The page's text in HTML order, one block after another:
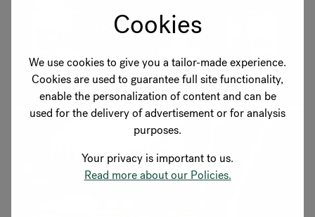
Cookies
We use cookies to give you a tailor-made experience.
Cookies are used to guarantee full site functionality,
enable the personalization of content and can be
used for the delivery of advertisement or for analysis
purposes.
Your privacy is important to us.
Read more about our Policies.